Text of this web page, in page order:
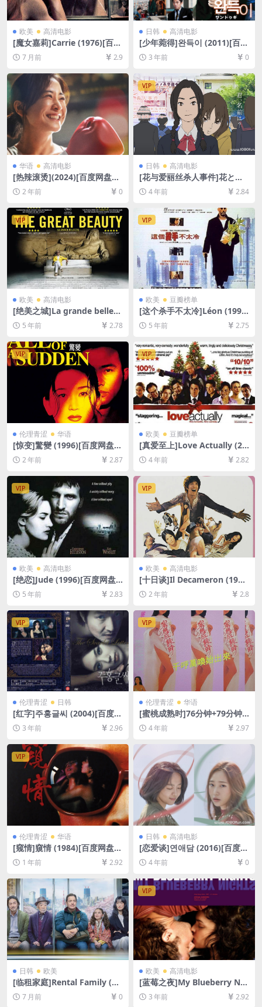
欧美 高清电影
[魔女嘉莉]Carrie (1976)[百度
网盘+夸克网盘1080P超清未
删减资源][网盘在线播放/下
载][MP4/6.5GB][中英字幕]
7 月前 2.9
日韩 高清电影
[少年菀得]완득이 (2011)[百度
网盘+迅雷云盘资源1080P超
清][MP4/7GB][韩语中字]
3 年前 0
华语 高清电影
[热辣滚烫](2024)[百度网盘
+夸克网盘1080P超清未删减
资源][网盘在线播放/下载][MP
2 年前 0
VIP
日韩 高清电影
[花与爱丽丝杀人事件]花とア
リス殺人事件 (2015)[百度网
盘+夸克网盘+迅雷云盘资源10
字]
4 年前 2.84
VIP
欧美 高清电影
[绝美之城]La grande bellezz
a (2013)[百度网盘+迅雷云盘
资源1080P超清未删减][MP4/
8.9GB][中英字幕]
5 年前 2.78
VIP
欧美 豆瓣榜单
[这个杀手不太冷]Léon (1994)
133min[百度网盘+迅雷云盘
资源1080P超清未删减][MP4/
8.5GB][中英字幕]
5 年前 2.75
VIP
伦理青涩 华语
[惊变]驚變 (1996)[百度网盘
+夸克网盘1080P超清未删减
资源][网盘在线播放/下载][MP
4/6.1GB][粤语中字]
2 年前 2.87
VIP
欧美 豆瓣榜单
[真爱至上]Love Actually (20
03)[百度网盘+迅雷云盘资源1
080P超清未删减][MP4/9.8G
B][中英字幕]
4 年前 2.82
VIP
欧美 高清电影
[绝恋]Jude (1996)[百度网盘
+迅雷云盘资源1080P超清未
删减][MP4/7.7GB][中文字幕]
5 年前 2.83
VIP
欧美 高清电影
[十日谈]Il Decameron (197
1)[百度网盘+夸克网盘1080P
超清未删减资源][网盘在线播
幕]
2 年前 2.8
VIP
伦理青涩 日韩
[红字]주홍글씨 (2004)[百度网
盘+迅雷云盘资源1080P超清
未删减][MP4/5.7GB][韩语中
字]
3 年前 2.96
VIP
伦理青涩 华语
[蜜桃成熟时]76分钟+79分钟
特别版 蜜桃成熟時 (1993)[百
度网盘+迅雷云盘资源1080P
超清未删减][MP4/6.3GB][粤
语中字/国语中字]【手机无法
在线播放，请下载防和谐压缩
包（含解压密码）】
4 年前 2.97
VIP
伦理青涩 华语
[窥情]窺情 (1984)[百度网盘
+夸克网盘1080P超清未删减
资源][网盘在线播放/下载][MP
4/7.4GB][中文字幕]
1 年前 2.92
日韩 高清电影
[恋爱谈]연애담 (2016)[百度网
盘+迅雷云盘资源1080P超清
未删减][MP4/5.3GB][韩语中
字]
4 年前 0
日韩 欧美
[临租家庭]Rental Family (20
25)[百度网盘+夸克网盘2160P
超清未删减资源][网盘在线播
7 月前 0
VIP
欧美 高清电影
[蓝莓之夜]My Blueberry Nig
hts (2007)[百度网盘+夸克网
盘1080P超清未删减资源][网
3 年前 2.92